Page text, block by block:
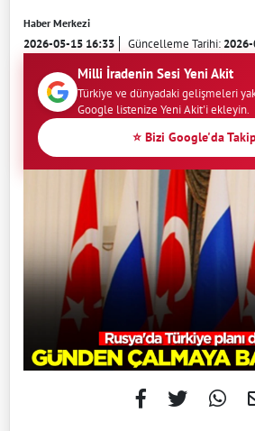
Haber Merkezi
2026-05-15 16:33 Güncelleme Tarihi:
Milli İradenin Sesi Yeni Akit
Türkiye ve dünyadaki gelişmeleri
Google listenize Yeni Akit'i ekleyin.
⭐ Bizi Google'da